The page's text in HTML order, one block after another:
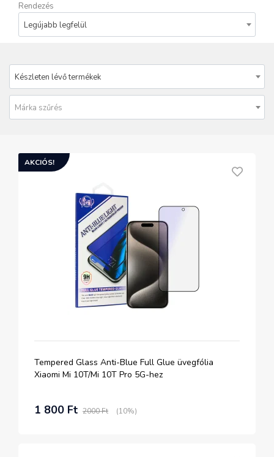
Rendezés
Legújabb legfelül
Készleten lévő termékek
Márka szűrés
AKCIÓS!
Tempered Glass Anti-Blue Full Glue üvegfólia
Xiaomi Mi 10T/Mi 10T Pro 5G-hez
1 800 Ft 2000 Ft (10%)